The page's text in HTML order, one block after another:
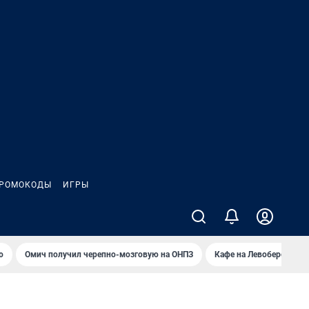
ИГРЫ
Омич получил черепно-мозговую на ОНПЗ Кафе на Левобережье